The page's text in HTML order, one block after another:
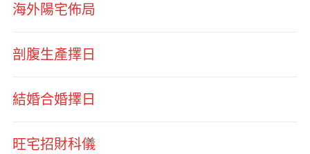
海外陽宅佈局
剖腹生產擇日
結婚合婚擇日
旺宅招財科儀